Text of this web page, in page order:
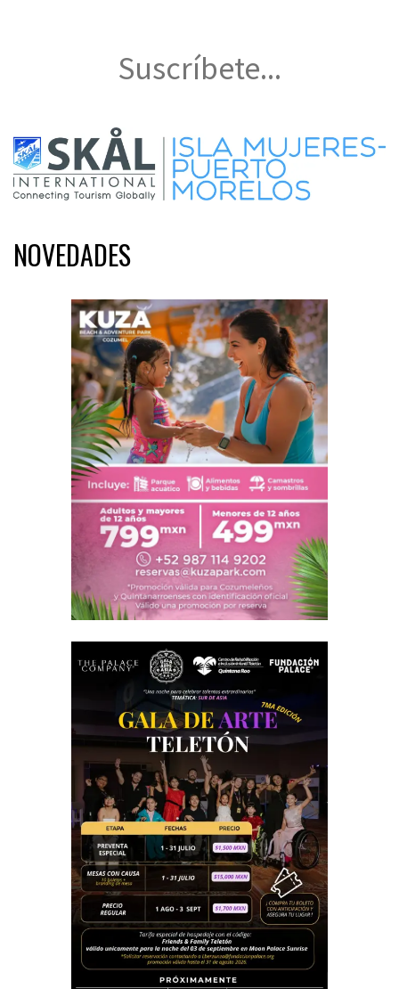
Suscríbete...
NOVEDADES